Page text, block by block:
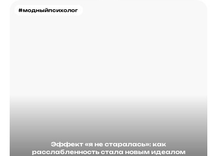
#модныйпсихолог
Эффект «я не старалась»: как
расслабленность стала новым идеалом